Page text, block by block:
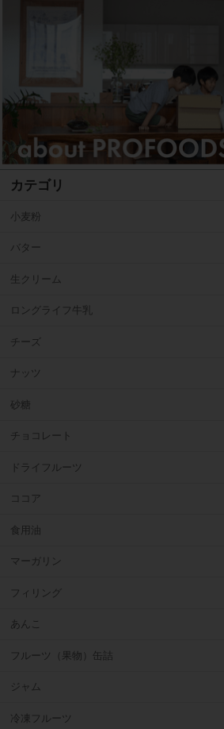
カテゴリ
小麦粉
バター
生クリーム
ロングライフ牛乳
チーズ
ナッツ
砂糖
チョコレート
ドライフルーツ
ココア
食用油
マーガリン
フィリング
あんこ
フルーツ（果物）缶詰
ジャム
冷凍フルーツ